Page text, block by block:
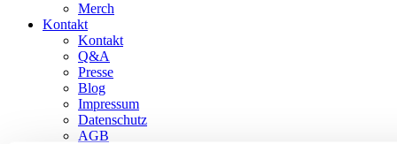
Merch
Kontakt
Kontakt
Q&A
Presse
Blog
Impressum
Datenschutz
AGB